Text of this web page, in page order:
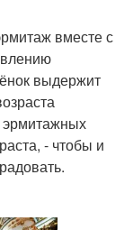
вместе с
выдержит
эрмитажных
- чтобы и